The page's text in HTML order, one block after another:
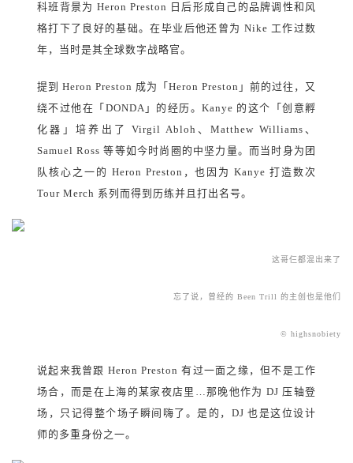
科班背景为 Heron Preston 日后形成自己的品牌调性和风
格打下了良好的基础。在毕业后他还曾为 Nike 工作过数
年，当时是其全球数字战略官。
提到 Heron Preston 成为「Heron Preston」前的过往，又
绕不过他在「DONDA」的经历。Kanye 的这个「创意孵
化器」培养出了 Virgil Abloh、Matthew Williams、
Samuel Ross 等等如今时尚圈的中坚力量。而当时身为团
队核心之一的 Heron Preston，也因为 Kanye 打造数次
Tour Merch 系列而得到历练并且打出名号。
这哥仨都混出来了
忘了说，曾经的 Been Trill 的主创也是他们
© highsnobiety
说起来我曾跟 Heron Preston 有过一面之缘，但不是工作
场合，而是在上海的某家夜店里…那晚他作为 DJ 压轴登
场，只记得整个场子瞬间嗨了。是的，DJ 也是这位设计
师的多重身份之一。